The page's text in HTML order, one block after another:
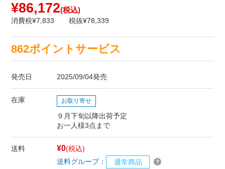
¥86,172(税込)
消費税¥7,833 税抜¥78,339
862ポイントサービス
発売日 2025/09/04発売
在庫 お取り寄せ
９月下旬以降出荷予定
お一人様3点まで
送料 ¥0(税込)
送料グループ：
通常商品